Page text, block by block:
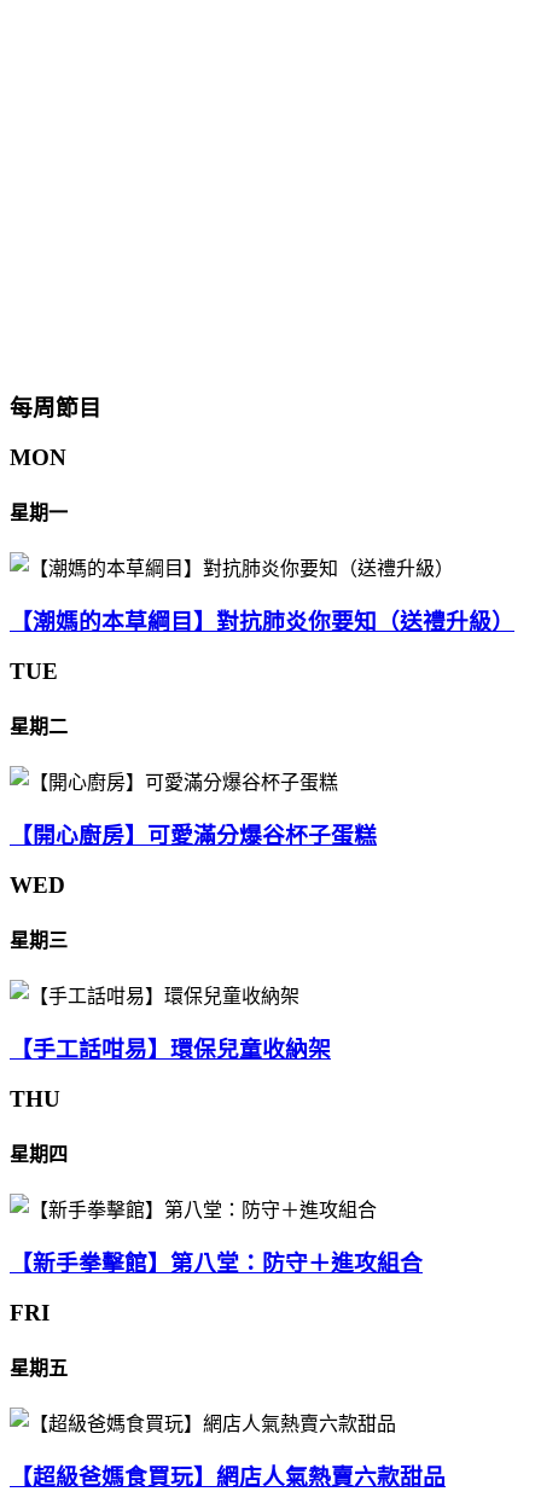
每周節目
MON
星期一
【潮媽的本草綱目】對抗肺炎你要知（送禮升級）
TUE
星期二
【開心廚房】可愛滿分爆谷杯子蛋糕
WED
星期三
【手工話咁易】環保兒童收納架
THU
星期四
【新手拳擊館】第八堂：防守＋進攻組合
FRI
星期五
【超級爸媽食買玩】網店人氣熱賣六款甜品